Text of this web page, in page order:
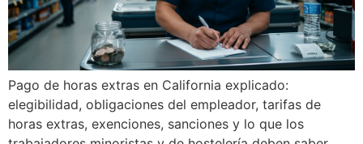
Pago de horas extras en California explicado:
elegibilidad, obligaciones del empleador, tarifas de
horas extras, exenciones, sanciones y lo que los